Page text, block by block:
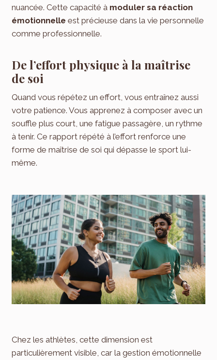
nuancée. Cette capacité à moduler sa réaction
émotionnelle est précieuse dans la vie personnelle
comme professionnelle.
De l’effort physique à la maîtrise
de soi
Quand vous répétez un effort, vous entraînez aussi
votre patience. Vous apprenez à composer avec un
souffle plus court, une fatigue passagère, un rythme
à tenir. Ce rapport répété à l’effort renforce une
forme de maîtrise de soi qui dépasse le sport lui-
même.
Chez les athlètes, cette dimension est
particulièrement visible, car la gestion émotionnelle